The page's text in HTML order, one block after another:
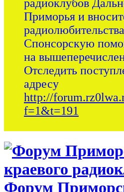
радиоклубов
Приморья и
Спонсорскую
на
Отследить
адресу
http://
f=1&t=191
Форум